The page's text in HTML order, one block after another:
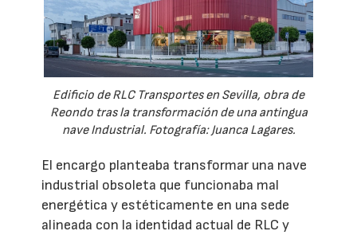
Edificio de RLC Transportes en Sevilla, obra de
Reondo tras la transformación de una antingua
nave Industrial. Fotografía: Juanca Lagares.
El encargo planteaba transformar una nave
industrial obsoleta que funcionaba mal
energética y estéticamente en una sede
alineada con la identidad actual de RLC y